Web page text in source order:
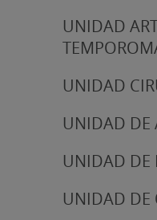
UNIDAD
UNIDAD
UNIDAD DE
UNIDAD DE
UNIDAD DE